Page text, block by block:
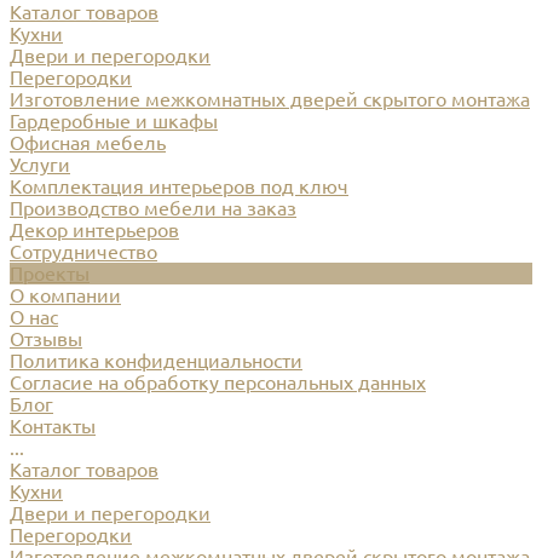
Каталог товаров
Кухни
Двери и перегородки
Перегородки
Изготовление межкомнатных дверей скрытого монтажа
Гардеробные и шкафы
Офисная мебель
Услуги
Комплектация интерьеров под ключ
Производство мебели на заказ
Декор интерьеров
Сотрудничество
Проекты
О компании
О нас
Отзывы
Политика конфиденциальности
Согласие на обработку персональных данных
Блог
Контакты
...
Каталог товаров
Кухни
Двери и перегородки
Перегородки